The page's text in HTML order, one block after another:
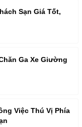
Sạn Giá Tốt,
Ga Xe Giường
Việc Thú Vị Phía